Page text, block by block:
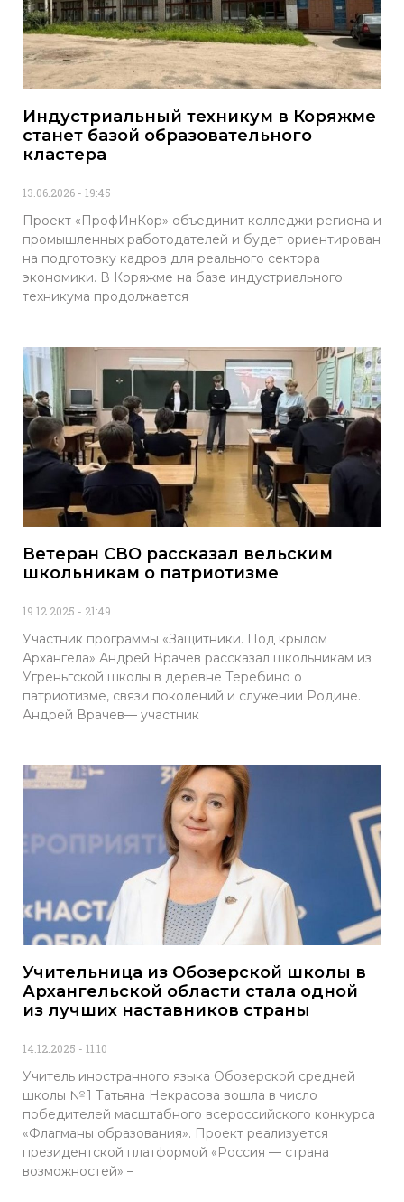
Индустриальный техникум в Коряжме
станет базой образовательного
кластера
13.06.2026 19:45
Проект «ПрофИнКор» объединит колледжи региона и
промышленных работодателей и будет ориентирован
на подготовку кадров для реального сектора
экономики. В Коряжме на базе индустриального
техникума продолжается
Ветеран СВО рассказал вельским
школьникам о патриотизме
19.12.2025 21:49
Участник программы «Защитники. Под крылом
Архангела» Андрей Врачев рассказал школьникам из
Угреньгской школы в деревне Теребино о
патриотизме, связи поколений и служении Родине.
Андрей Врачев— участник
Учительница из Обозерской школы в
Архангельской области стала одной
из лучших наставников страны
14.12.2025 11:10
Учитель иностранного языка Обозерской средней
школы № 1 Татьяна Некрасова вошла в число
победителей масштабного всероссийского конкурса
«Флагманы образования». Проект реализуется
президентской платформой «Россия — страна
возможностей» –